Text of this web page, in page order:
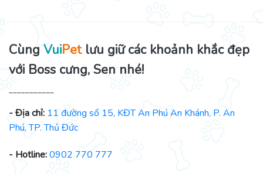
Cùng VuiPetlưu giữ các khoảnh khắc đẹp
với Boss cưng, Sen nhé!
- Địa chỉ: 11 đường số 15, KĐT An Phú An Khánh, P. An
Phú, TP. Thủ Đức
- Hotline:0902 770 777